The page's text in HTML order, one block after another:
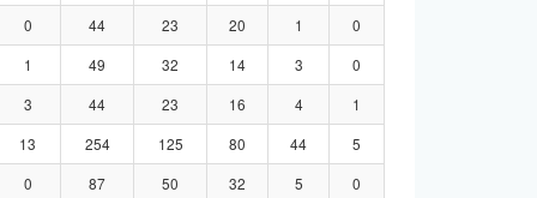
0 44 23 20 1
0
1
49 32 14 3
0
3
44 23 16 4
1
13
254 125 80 44
5
0
87 50 32 5
0